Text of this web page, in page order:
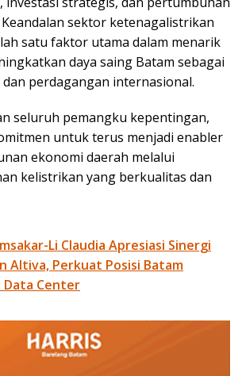
sektor ketenagalistrikan
satu faktor utama dalam menarik
daya saing Batam sebagai
perdagangan internasional.
seluruh pemangku kepentingan,
untuk terus menjadi enabler
ekonomi daerah melalui
kelistrikan yang berkualitas dan
Li Claudia Apresiasi Sinergi
Altiva, Perkuat Posisi Batam
Data Center